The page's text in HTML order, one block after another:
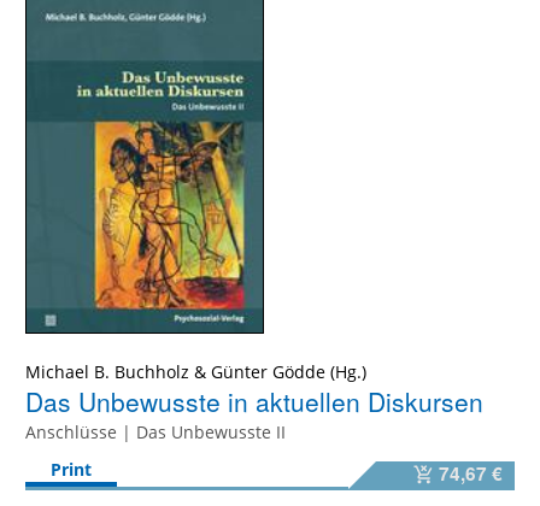
Michael B. Buchholz & Günter Gödde
Das Unbewusste in aktuellen Diskursen
Anschlüsse | Das Unbewusste II
Print
74,67 €